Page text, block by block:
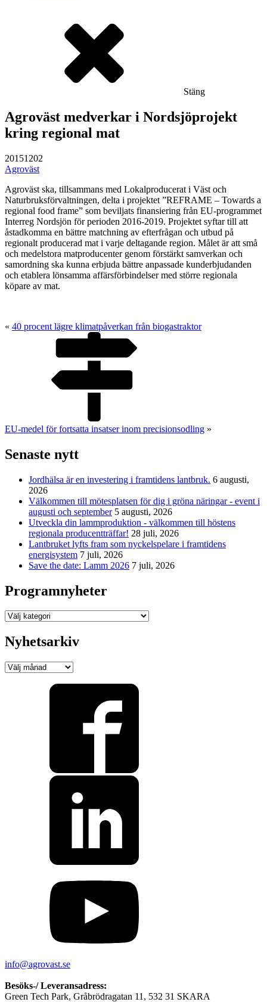
Stäng
Agroväst medverkar i Nordsjöprojekt
kring regional mat
20151202
Agroväst
Agroväst ska, tillsammans med Lokalproducerat i Väst och
Naturbruksförvaltningen, delta i projektet ”REFRAME – Towards a
regional food frame” som beviljats finansiering från EU-programmet
Interreg Nordsjön för perioden 2016-2019. Projektet syftar till att
åstadkomma en bättre matchning av efterfrågan och utbud på
regionalt producerad mat i varje deltagande region. Målet är att små
och medelstora matproducenter genom förstärkt samverkan och
samordning ska kunna erbjuda bättre anpassade kunderbjudanden
och etablera lönsamma affärsförbindelser med större regionala
köpare av mat.
« 40 procent lägre klimatpåverkan från biogastraktor
EU-medel för fortsatta insatser inom precisionsodling »
Senaste nytt
Jordhälsa är en investering i framtidens lantbruk. 6 augusti,
2026
Välkommen till mötesplatsen för dig i gröna näringar - event i
augusti och september 5 augusti, 2026
Utveckla din lammproduktion - välkommen till höstens
regionala producentträffar! 28 juli, 2026
Lantbruket lyfts fram som nyckelspelare i framtidens
energisystem 7 juli, 2026
Save the date: Lamm 2026 7 juli, 2026
Programnyheter
Programnyheter
Nyhetsarkiv
Nyhetsarkiv
info@agrovast.se
Besöks-/ Leveransadress:
Green Tech Park, Gråbrödragatan 11, 532 31 SKARA